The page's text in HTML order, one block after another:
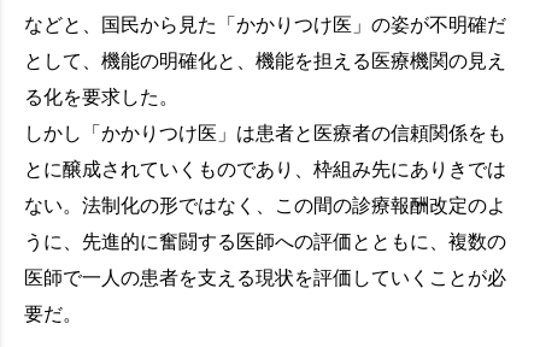
などと、国民から見た「かかりつけ医」の姿が不明確だ
として、機能の明確化と、機能を担える医療機関の見え
る化を要求した。
しかし「かかりつけ医」は患者と医療者の信頼関係をも
とに醸成されていくものであり、枠組み先にありきでは
ない。法制化の形ではなく、この間の診療報酬改定のよ
うに、先進的に奮闘する医師への評価とともに、複数の
医師で一人の患者を支える現状を評価していくことが必
要だ。